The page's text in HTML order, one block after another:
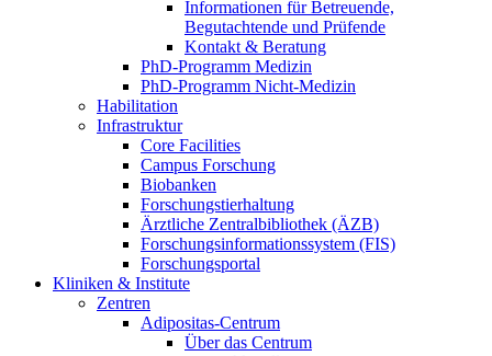
Informationen für Betreuende,
Begutachtende und Prüfende
Kontakt & Beratung
PhD-Programm Medizin
PhD-Programm Nicht-Medizin
Habilitation
Infrastruktur
Core Facilities
Campus Forschung
Biobanken
Forschungstierhaltung
Ärztliche Zentralbibliothek (ÄZB)
Forschungsinformationssystem (FIS)
Forschungsportal
Kliniken & Institute
Zentren
Adipositas-Centrum
Über das Centrum